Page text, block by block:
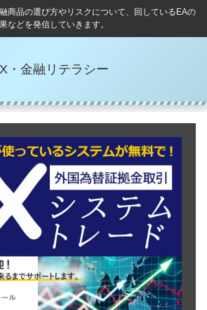
商品の選び方やリスクについて、回しているEAの
などを発信していきます。
・金融リテラシー